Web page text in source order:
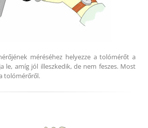
méréséhez helyezze a tolómérőt a
le, amíg jól illeszkedik, de nem feszes. Most
tolómérőről.